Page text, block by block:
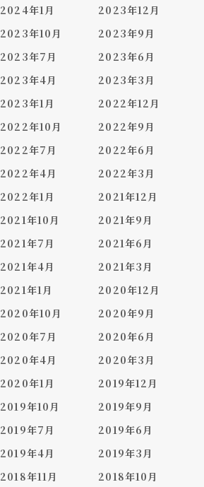
2024年1月
2023年12月
2023年10月
2023年9月
2023年7月
2023年6月
2023年4月
2023年3月
2023年1月
2022年12月
2022年10月
2022年9月
2022年7月
2022年6月
2022年4月
2022年3月
2022年1月
2021年12月
2021年10月
2021年9月
2021年7月
2021年6月
2021年4月
2021年3月
2021年1月
2020年12月
2020年10月
2020年9月
2020年7月
2020年6月
2020年4月
2020年3月
2020年1月
2019年12月
2019年10月
2019年9月
2019年7月
2019年6月
2019年4月
2019年3月
2018年11月
2018年10月